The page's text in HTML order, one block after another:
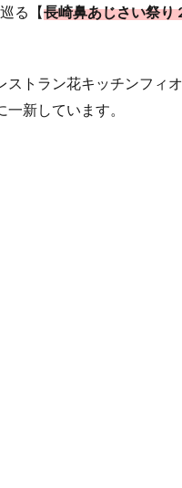
る【長崎鼻あじさい祭り
トラン花キッチンフィ
新しています。